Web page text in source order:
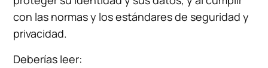
con las normas y los estándares de seguridad y
privacidad.
Deberías leer: